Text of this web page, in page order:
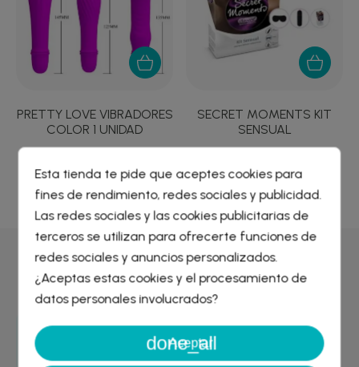
PRETTY LOVE VIBRADORES
COLOR 1 UNIDAD
SECRET MOMENTS KIT
SENSUAL
Por qué comprar enFarmacia Liceo
Entrega GRATIS
Crear lista de deseos
Nombre de la lista de deseos
Cancelar Crear lista de deseos
Iniciar sesión
Debe iniciar sesión para guardar productos en su lista de
deseos.
Cancelar Iniciar sesión
Esta tienda te pide que aceptes cookies para
fines de rendimiento, redes sociales y publicidad.
Las redes sociales y las cookies publicitarias de
terceros se utilizan para ofrecerte funciones de
redes sociales y anuncios personalizados.
¿Aceptas estas cookies y el procesamiento de
datos personales involucrados?
done_all
Aceptar